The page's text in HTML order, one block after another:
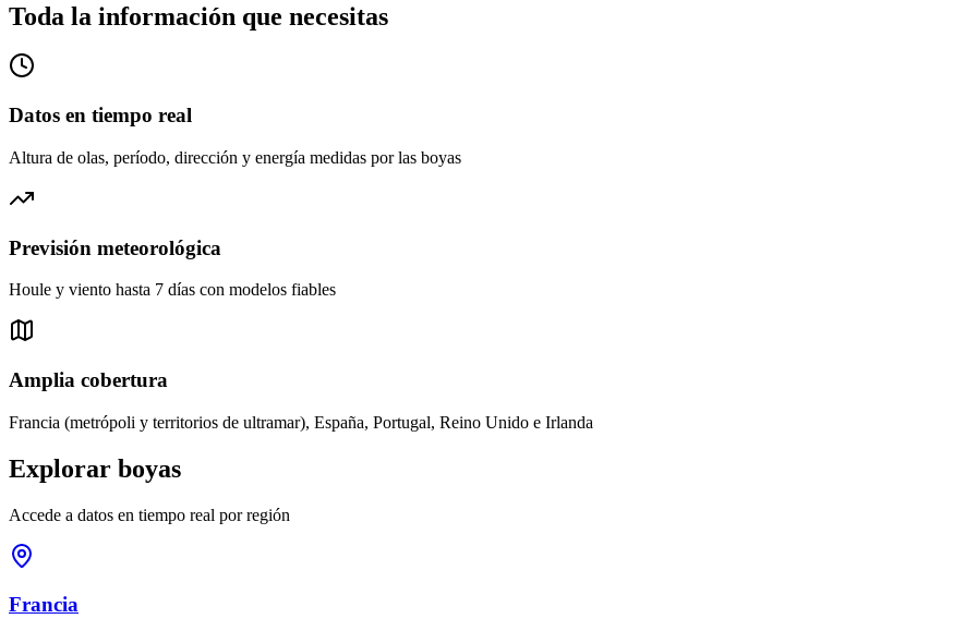
Toda la información que necesitas
Datos en tiempo real
Altura de olas, período, dirección y energía medidas por las boyas
Previsión meteorológica
Houle y viento hasta 7 días con modelos fiables
Amplia cobertura
Francia (metrópoli y territorios de ultramar), España, Portugal, Reino Unido e Irlanda
Explorar boyas
Accede a datos en tiempo real por región
Francia